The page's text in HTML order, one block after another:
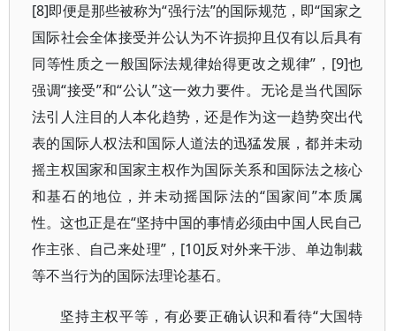
[8]即便是那些被称为“强行法”的国际规范，即“国家之
国际社会全体接受并公认为不许损抑且仅有以后具有
同等性质之一般国际法规律始得更改之规律”，[9]也
强调“接受”和“公认”这一效力要件。无论是当代国际
法引人注目的人本化趋势，还是作为这一趋势突出代
表的国际人权法和国际人道法的迅猛发展，都并未动
摇主权国家和国家主权作为国际关系和国际法之核心
和基石的地位，并未动摇国际法的“国家间”本质属
性。这也正是在“坚持中国的事情必须由中国人民自己
作主张、自己来处理”，[10]反对外来干涉、单边制裁
等不当行为的国际法理论基石。
坚持主权平等，有必要正确认识和看待“大国特